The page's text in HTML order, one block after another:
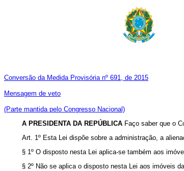
Conversão da Medida Provisória nº 691, de 2015
Mensagem de veto
(Parte mantida pelo Congresso Nacional)
A PRESIDENTA DA REPÚBLICA Faço saber que o
Art. 1º Esta Lei dispõe sobre a administração, a
§ 1º O disposto nesta Lei aplica-se também aos
§ 2º Não se aplica o disposto nesta Lei aos imóveis